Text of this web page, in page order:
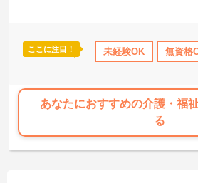
研修制度あり 産休･育休･介護休暇取得実績
ここに注目！ 未経験OK 無資格
あなたにおすすめの介護・福
る